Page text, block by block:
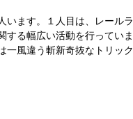
います。１人目は、レールラ
する幅広い活動を行っていま
一風違う斬新奇抜なトリック